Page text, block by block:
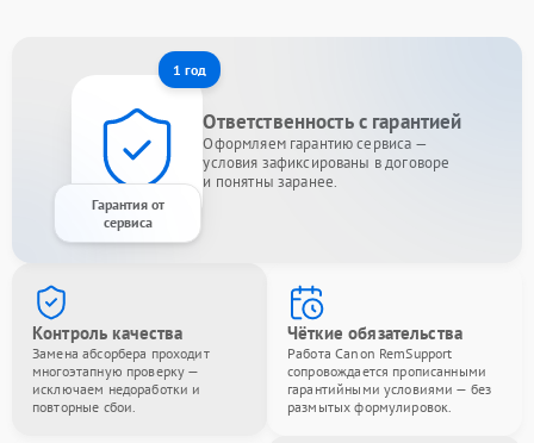
1 год
Гарантия от
сервиса
Ответственность с гарантией
Оформляем гарантию сервиса —
условия зафиксированы в договоре
и понятны заранее.
Контроль качества
Замена абсорбера проходит
многоэтапную проверку —
исключаем недоработки и
повторные сбои.
Чёткие обязательства
Работа Canon RemSupport
сопровождается прописанными
гарантийными условиями — без
размытых формулировок.